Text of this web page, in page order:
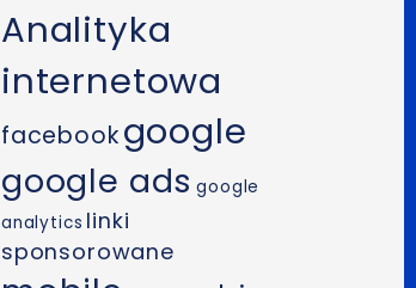
Analityka
internetowa
facebookgoogle
google ads google
analytics linki
sponsorowane